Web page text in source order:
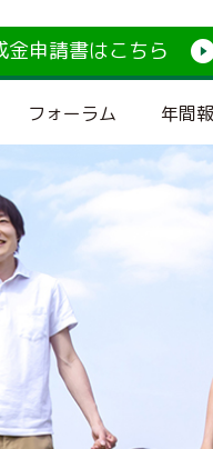
申請書はこちら
フォーラム 年間